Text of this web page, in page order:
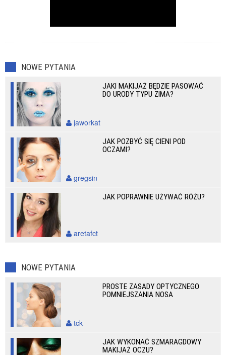
NOWE PYTANIA
JAKI MAKIJAŻ BĘDZIE PASOWAĆ
DO URODY TYPU ZIMA?
jaworkat
JAK POZBYĆ SIĘ CIENI POD
OCZAMI?
gregsin
JAK POPRAWNIE UŻYWAĆ RÓŻU?
aretafct
NOWE PYTANIA
PROSTE ZASADY OPTYCZNEGO
POMNIEJSZANIA NOSA
tck
JAK WYKONAĆ SZMARAGDOWY
MAKIJAŻ OCZU?